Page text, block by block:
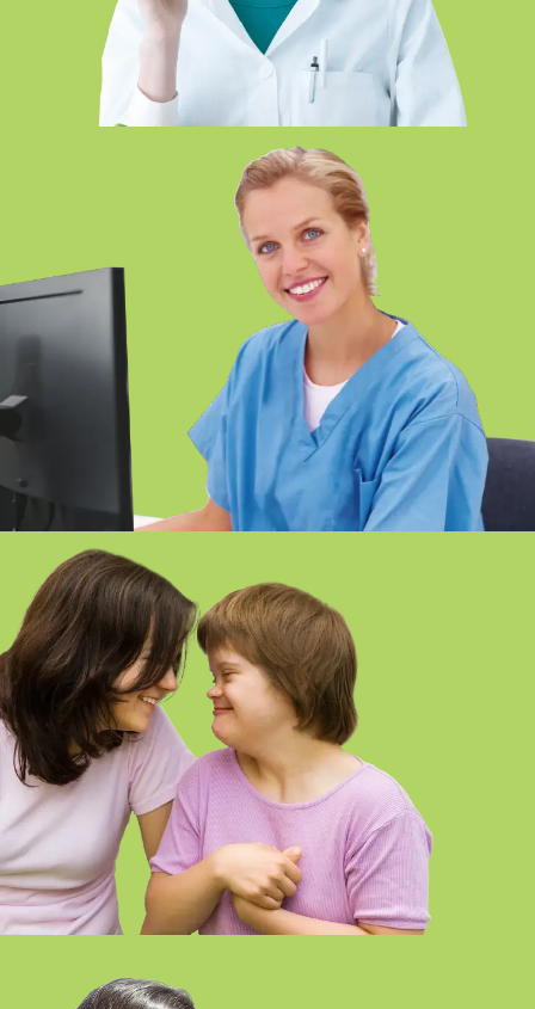
DIETÉTICA SEMIPRESENCIAL-
ONLINE SEVILLA
DOCUMENTACIÓN Y
ADMINISTRACIÓN SANITARIAS
SEMIPRESENCIAL-ONLINE SEVILLA
INTEGRACIÓN SOCIAL
SEMIPRESENCIAL-ONLINE SEVILLA